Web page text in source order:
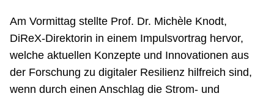
Am Vormittag stellte Prof. Dr. Michèle Knodt,
DiReX-Direktorin in einem Impulsvortrag hervor,
welche aktuellen Konzepte und Innovationen aus
der Forschung zu digitaler Resilienz hilfreich sind,
wenn durch einen Anschlag die Strom- und